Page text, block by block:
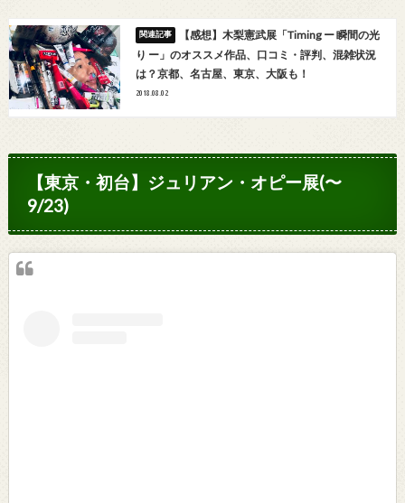
【感想】木梨憲武展「Timing ー 瞬間の光
り ー」のオススメ作品、口コミ・評判、混雑状況
は？京都、名古屋、東京、大阪も！
2018.08.02
【東京・初台】ジュリアン・オピー展(〜
9/23)